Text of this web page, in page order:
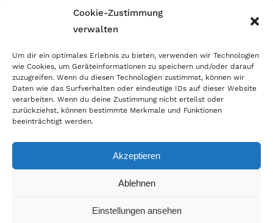
Cookie-Zustimmung
verwalten
Um dir ein optimales Erlebnis zu bieten, verwenden wir Technologien
wie Cookies, um Geräteinformationen zu speichern und/oder darauf
zuzugreifen. Wenn du diesen Technologien zustimmst, können wir
Daten wie das Surfverhalten oder eindeutige IDs auf dieser Website
verarbeiten. Wenn du deine Zustimmung nicht erteilst oder
zurückziehst, können bestimmte Merkmale und Funktionen
beeinträchtigt werden.
Akzeptieren
Ablehnen
Einstellungen ansehen
Wir sind Mitglied im Händlerbund!
erfolgreichen E-Commerce ein. Auch wir sind wie
viele Onlineshops im Netz Mitglied im Händlerbund
und unterstützen fairen Onlinehandel.
© Copyright 2026 | World of Coins |Impressum|Datenschutz|Cookie
|Zahlung & Versand